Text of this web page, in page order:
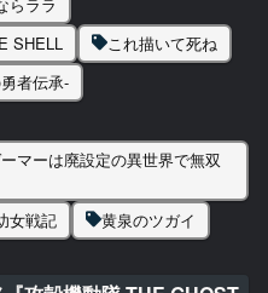
らララ
SHELL
これ描いて死ね
者伝承-
マーは廃設定の異世界で無双
女戦記 黄泉のツガイ